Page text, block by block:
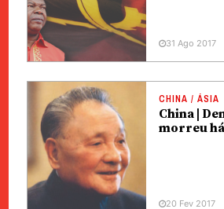
31 Ago 2017
CHINA / ÁSIA
China |
morreu
20 Fev 2017